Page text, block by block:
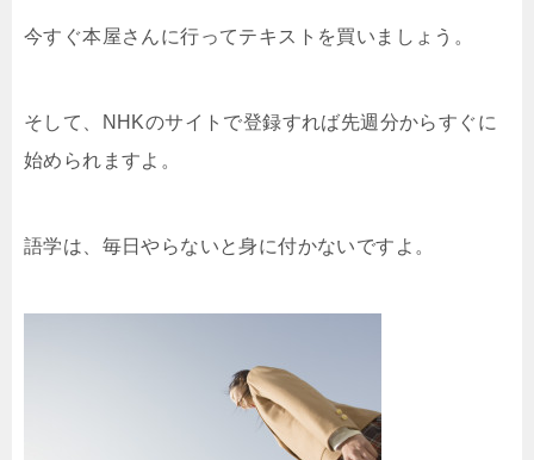
今すぐ本屋さんに行ってテキストを買いましょう。
そして、NHKのサイトで登録すれば先週分からすぐに
始められますよ。
語学は、毎日やらないと身に付かないですよ。